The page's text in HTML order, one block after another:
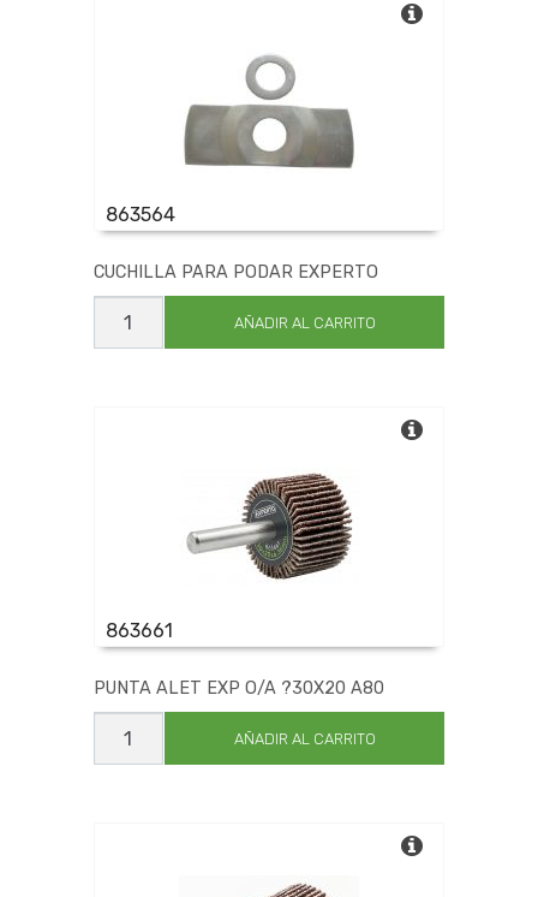
863564
CUCHILLA PARA PODAR EXPERTO
CUCHILLA
PARA
PODAR
AÑADIR AL CARRITO
863661
PUNTA ALET EXP O/A ?30X20 A80
PUNTA
ALET
EXP
AÑADIR AL CARRITO